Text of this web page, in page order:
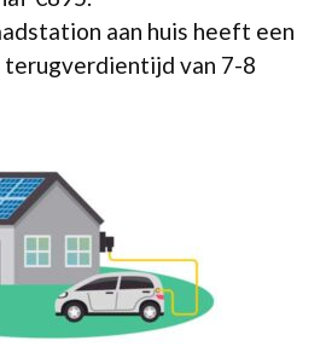
aan huis heeft een
terugverdientijd van 7-8